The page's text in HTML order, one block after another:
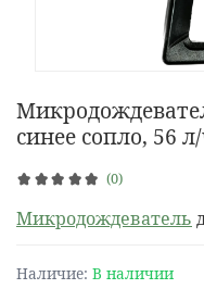
(0)
синее сопло, 56
Наличие: В наличии
Микродождеватель